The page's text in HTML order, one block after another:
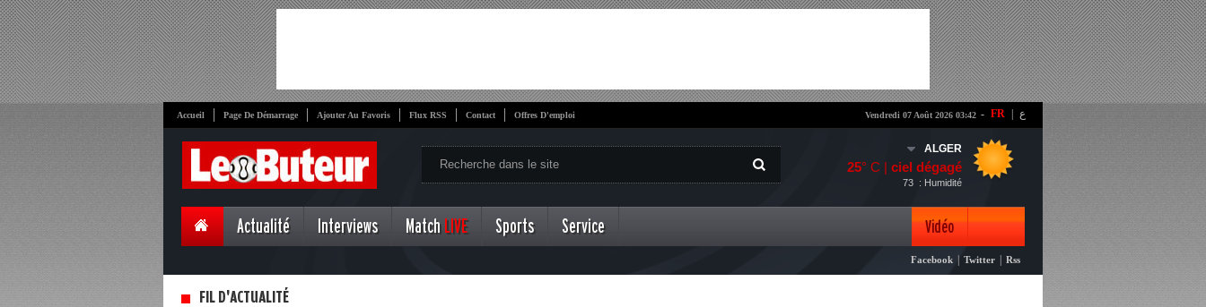
- FR ع Accueil Page De Démarrage Ajouter Au Favoris Flux RSS Contact Offres D'emploi Vendredi 07 Août 2026 03:42
ALGER
25° C | ciel dégagé
: Humidité
73
Actualité Interviews Match LIVE Sports Service Vidéo
Photo
Facebook Twitter Rss
FIL D'ACTUALITÉ